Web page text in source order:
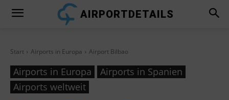
AIRPORTDETAILS
Start Airports in Europa Airport Bilbao
Airports in Europa
Airports in Spanien
Airports weltweit